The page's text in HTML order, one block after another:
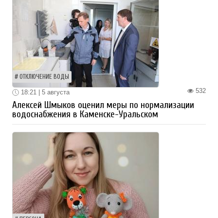
ОТКЛЮЧЕНИЕ ВОДЫ
532
18:21 | 5 августа
Алексей Шмыков оценил меры по нормализации
водоснабжения в Каменске-Уральском